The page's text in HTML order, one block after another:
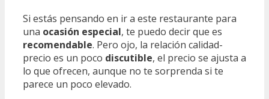
Si estás pensando en ir a este restaurante para
una ocasión especial, te puedo decir que es
recomendable. Pero ojo, la relación calidad-
precio es un poco discutible, el precio se ajusta a
lo que ofrecen, aunque no te sorprenda si te
parece un poco elevado.